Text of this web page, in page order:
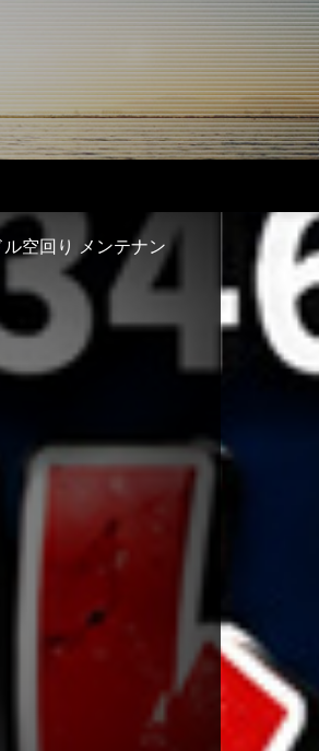
空回り メンテナン